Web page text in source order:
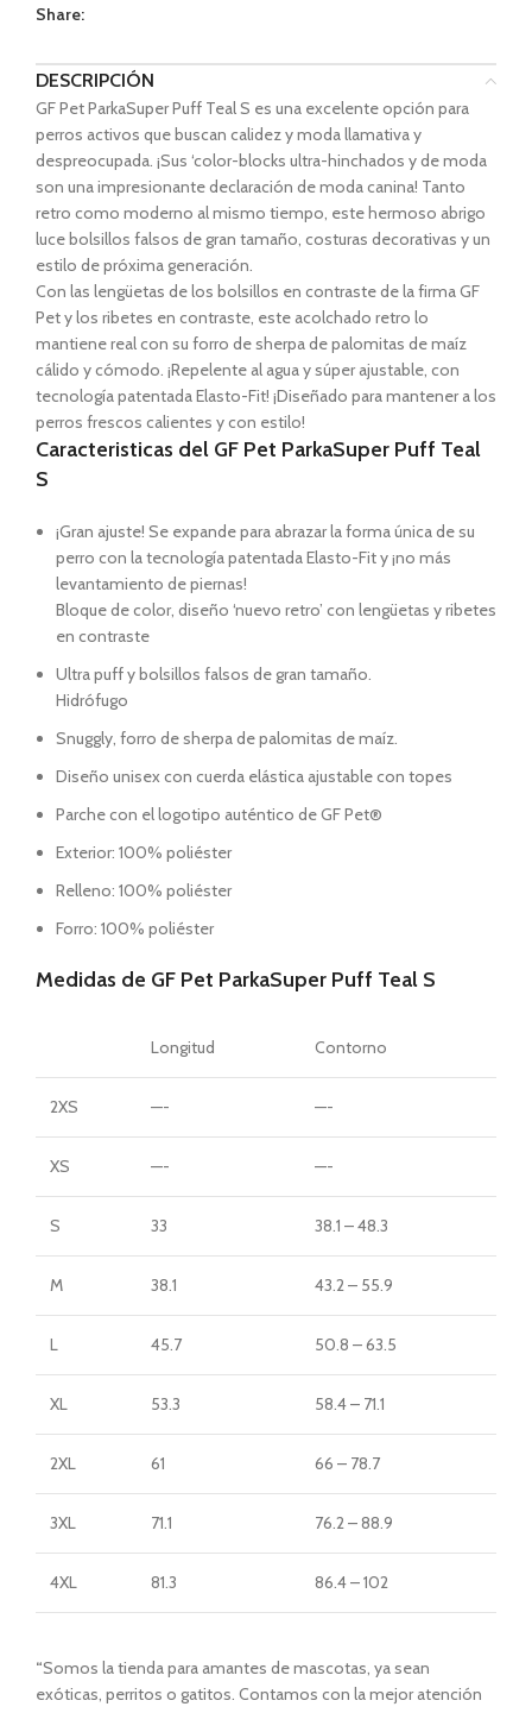
Share:
DESCRIPCIÓN
GF Pet ParkaSuper Puff Teal S es una excelente opción para
perros activos que buscan calidez y moda llamativa y
despreocupada. ¡Sus ‘color-blocks ultra-hinchados y de moda
son una impresionante declaración de moda canina! Tanto
retro como moderno al mismo tiempo, este hermoso abrigo
luce bolsillos falsos de gran tamaño, costuras decorativas y un
estilo de próxima generación.
Con las lengüetas de los bolsillos en contraste de la firma GF
Pet y los ribetes en contraste, este acolchado retro lo
mantiene real con su forro de sherpa de palomitas de maíz
cálido y cómodo. ¡Repelente al agua y súper ajustable, con
tecnología patentada Elasto-Fit! ¡Diseñado para mantener a los
perros frescos calientes y con estilo!
Caracteristicas del GF Pet ParkaSuper Puff Teal
S
¡Gran ajuste! Se expande para abrazar la forma única de su
perro con la tecnología patentada Elasto-Fit y ¡no más
levantamiento de piernas!
Bloque de color, diseño ‘nuevo retro’ con lengüetas y ribetes
en contraste
Ultra puff y bolsillos falsos de gran tamaño.
Hidrófugo
Snuggly, forro de sherpa de palomitas de maíz.
Diseño unisex con cuerda elástica ajustable con topes
Parche con el logotipo auténtico de GF Pet®
Exterior: 100% poliéster
Relleno: 100% poliéster
Forro: 100% poliéster
Medidas de GF Pet ParkaSuper Puff Teal S
Longitud Contorno
2XS —- —-
XS —- —-
S 33 38.1 – 48.3
M 38.1 43.2 – 55.9
L 45.7 50.8 – 63.5
XL 53.3 58.4 – 71.1
2XL 61 66 – 78.7
3XL 71.1 76.2 – 88.9
4XL 81.3 86.4 – 102
“Somos la tienda para amantes de mascotas, ya sean
exóticas, perritos o gatitos. Contamos con la mejor atención